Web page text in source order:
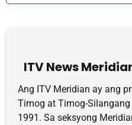
ITV News
Ang ITV Meridian ay ang
Timog at Timog-
1991. Sa seksyong